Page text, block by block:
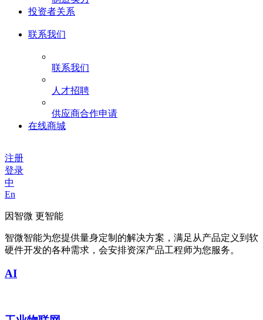
投资者关系
联系我们
联系我们
人才招聘
供应商合作申请
在线商城
注册
登录
中
En
因智微 更智能
智微智能为您提供量身定制的解决方案，满足从产品定义到软
硬件开发的各种需求，会安排资深产品工程师为您服务。
AI